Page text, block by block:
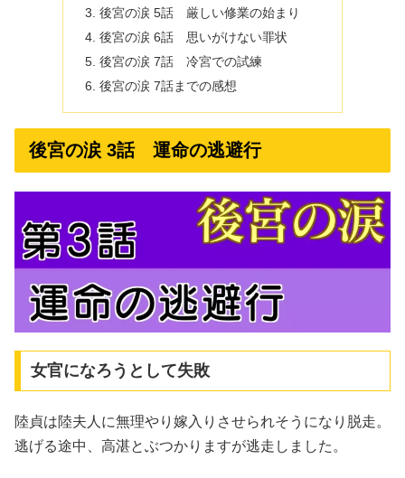
後宮の涙 5話 厳しい修業の始まり
後宮の涙 6話 思いがけない罪状
後宮の涙 7話 冷宮での試練
後宮の涙 7話までの感想
後宮の涙 3話 運命の逃避行
女官になろうとして失敗
陸貞は陸夫人に無理やり嫁入りさせられそうになり脱走。
逃げる途中、高湛とぶつかりますが逃走しました。